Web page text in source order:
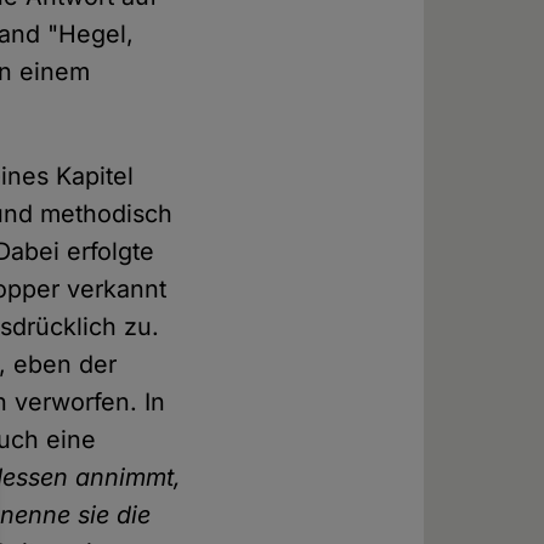
"Hegel,
einem
Kapitel
methodisch
erfolgte
verkannt
zu.
eben der
verworfen. In
eine
annimmt,
sie die